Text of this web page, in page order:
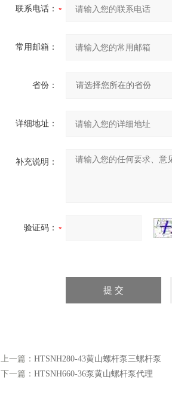
联系电话：
常用邮箱：
省份：
详细地址：
补充说明：
验证码：
上一篇： HTSNH280-43黄山螺杆泵三螺杆泵
下一篇： HTSNH660-36泵黄山螺杆泵代理